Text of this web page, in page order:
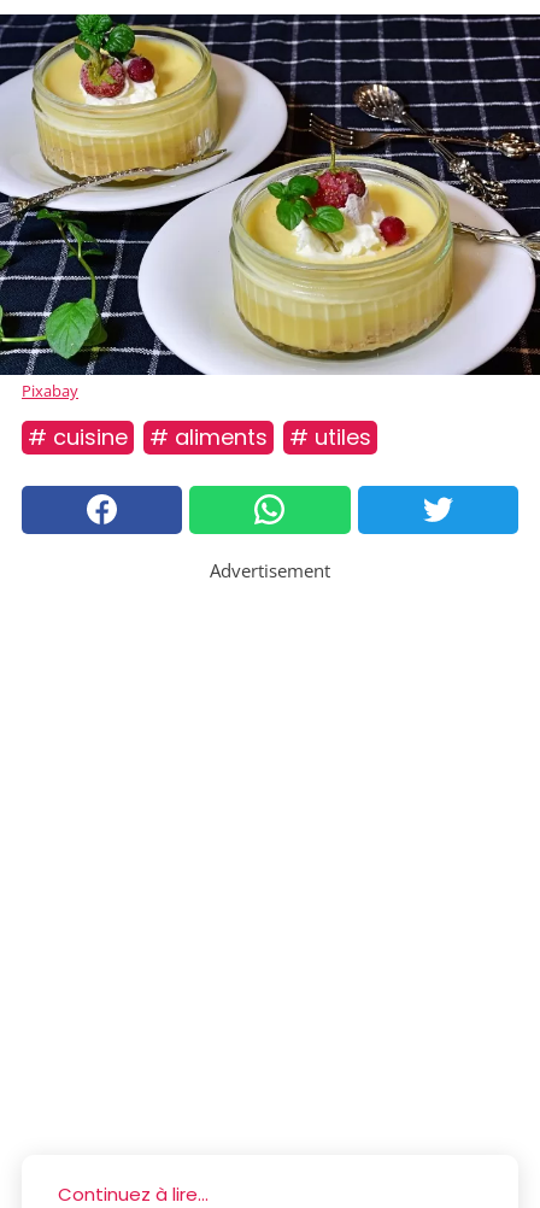
Pixabay
# cuisine # aliments # utiles
Advertisement
Continuez à lire...